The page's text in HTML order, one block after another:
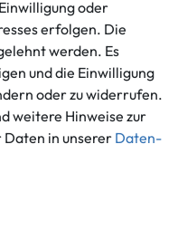
widerrufenoder
erfolgen. Die
werden. Es
und die Einwilligung
oder zu widerrufen.
weitere Hinweise zur
in unserer Daten­